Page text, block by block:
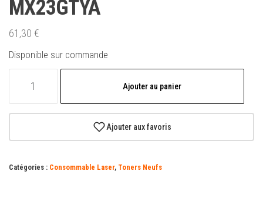
MX23GTYA
61,30 €
Disponible sur commande
toner
d'origine
Ajouter au panier
Ajouter aux favoris
Catégories : Consommable Laser, Toners Neufs